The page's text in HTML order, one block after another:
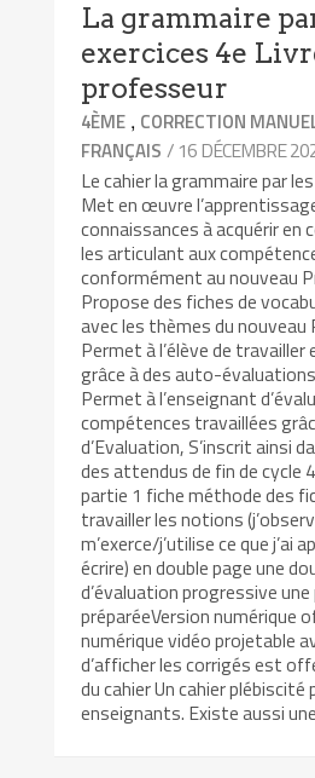
La grammaire
exercices 4e
professeur
4ÈME , CORRECTION
FRANÇAIS / 16 DÉCEMBRE
Le cahier la grammaire par
Met en œuvre
connaissances à acquérir en
les articulant aux
conformément au nouveau
Propose des fiches de
avec les thèmes du nouveau
Permet à l’élève de
grâce à des auto-
Permet à l’enseignant
compétences travaillées
d’Evaluation, S’inscrit ainsi
des attendus de fin de cycle
partie 1 fiche méthode des
travailler les notions
m’exerce/j’utilise ce que j’ai
écrire) en double page une
d’évaluation progressive
préparéeVersion numérique
numérique vidéo projetable
d’afficher les corrigés est
du cahier Un cahier plébiscité
enseignants. Existe aussi